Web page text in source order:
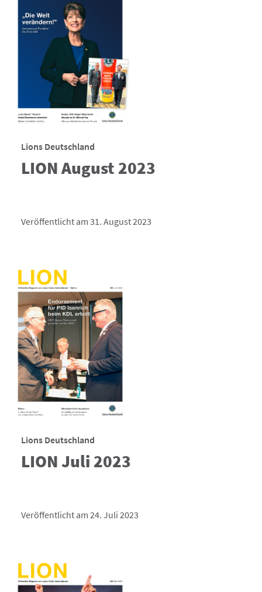
Lions Deutschland
LION August 2023
Veröffentlicht am 31. August 2023
Lions Deutschland
LION Juli 2023
Veröffentlicht am 24. Juli 2023